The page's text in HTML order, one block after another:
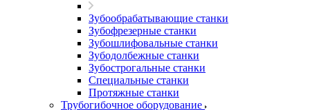
Зубообрабатывающие станки
Зубофрезерные станки
Зубошлифовальные станки
Зубодолбежные станки
Зубострогальные станки
Специальные станки
Протяжные станки
Трубогибочное оборудование